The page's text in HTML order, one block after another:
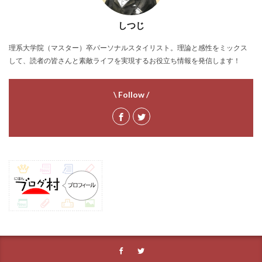
しつじ
理系大学院（マスター）卒パーソナルスタイリスト。理論と感性をミックス
して、読者の皆さんと素敵ライフを実現するお役立ち情報を発信します！
\ Follow /